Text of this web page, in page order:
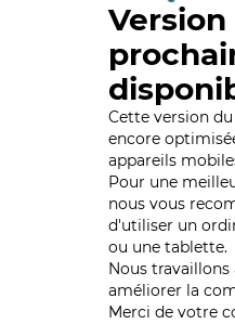
Cette version du
encore
appareils
Pour une
nous vous
d'utiliser un
ou une tablette.
Nous
améliorer la
Merci de votre